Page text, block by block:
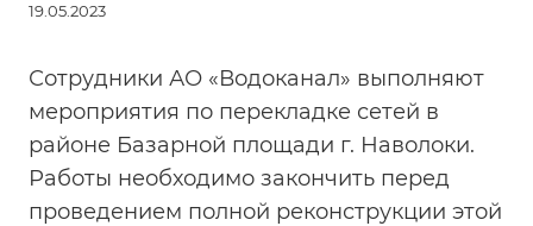
19.05.2023
Сотрудники АО «Водоканал» выполняют
мероприятия по перекладке сетей в
районе Базарной площади г. Наволоки.
Работы необходимо закончить перед
проведением полной реконструкции этой